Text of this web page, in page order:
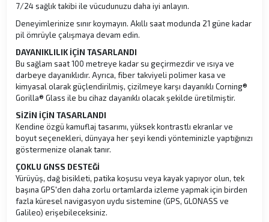
7/24 sağlık takibi ile vücudunuzu daha iyi anlayın.
Deneyimlerinize sınır koymayın. Akıllı saat modunda 21 güne kadar
pil ömrüyle çalışmaya devam edin.
DAYANIKLILIK İÇİN TASARLANDI
Bu sağlam saat 100 metreye kadar su geçirmezdir ve ısıya ve
darbeye dayanıklıdır. Ayrıca, fiber takviyeli polimer kasa ve
kimyasal olarak güçlendirilmiş, çizilmeye karşı dayanıklı Corning®
Gorilla® Glass ile bu cihaz dayanıklı olacak şekilde üretilmiştir.
SİZİN İÇİN TASARLANDI
Kendine özgü kamuflaj tasarımı, yüksek kontrastlı ekranlar ve
boyut seçenekleri, dünyaya her şeyi kendi yönteminizle yaptığınızı
göstermenize olanak tanır.
ÇOKLU GNSS DESTEĞİ
Yürüyüş, dağ bisikleti, patika koşusu veya kayak yapıyor olun, tek
başına GPS'den daha zorlu ortamlarda izleme yapmak için birden
fazla küresel navigasyon uydu sistemine (GPS, GLONASS ve
Galileo) erişebileceksiniz.